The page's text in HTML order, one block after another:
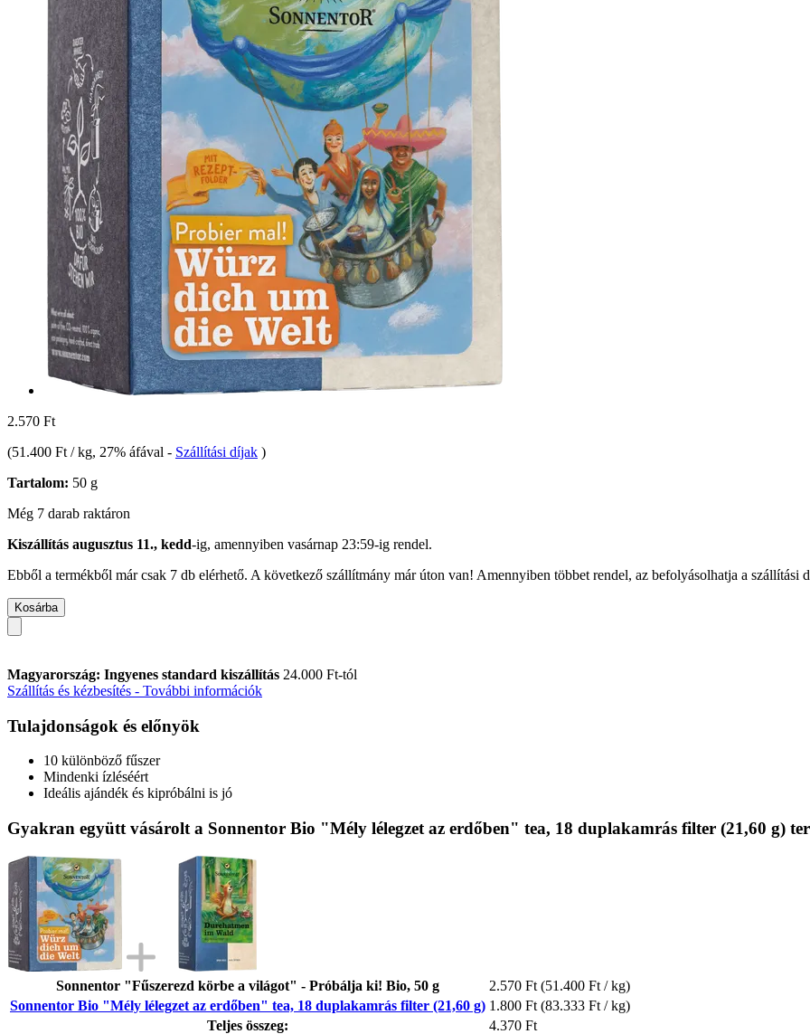
2.570 Ft
(51.400 Ft / kg, 27% áfával - Szállítási díjak )
Tartalom: 50 g
Még 7 darab raktáron
Kiszállítás augusztus 11., kedd-ig, amennyiben vasárnap 23:59-ig rendel.
Ebből a termékből már csak 7 db elérhető. A következő szállítmány már úton van! Amennyiben többet rendel, az befolyásolhatja a szállítási
Kosárba
Magyarország: Ingyenes standard kiszállítás 24.000 Ft-tól
Szállítás és kézbesítés - További információk
Tulajdonságok és előnyök
10 különböző fűszer
Mindenki ízléséért
Ideális ajándék és kipróbálni is jó
Gyakran együtt vásárolt a Sonnentor Bio "Mély lélegzet az erdőben" tea, 18 duplakamrás filter (21,60 g)
Sonnentor "Fűszerezd körbe a világot" - Próbálja ki! Bio, 50 g 2.570 Ft (51.400 Ft / kg)
Sonnentor Bio "Mély lélegzet az erdőben" tea, 18 duplakamrás filter (21,60 g) 1.800 Ft (83.333 Ft / kg)
Teljes összeg:
4.370 Ft